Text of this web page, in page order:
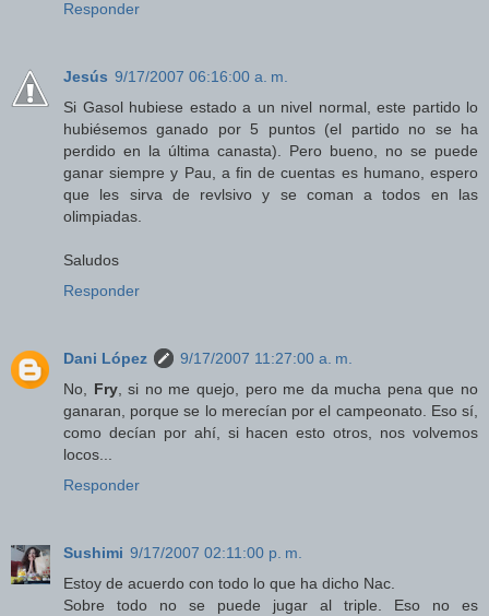
Responder
Jesús 9/17/2007 06:16:00 a. m.
Si Gasol hubiese estado a un nivel normal, este partido lo
hubiésemos ganado por 5 puntos (el partido no se ha
perdido en la última canasta). Pero bueno, no se puede
ganar siempre y Pau, a fin de cuentas es humano, espero
que les sirva de revlsivo y se coman a todos en las
olimpiadas.
Saludos
Responder
Dani López
9/17/2007 11:27:00 a. m.
No, Fry, si no me quejo, pero me da mucha pena que no
ganaran, porque se lo merecían por el campeonato. Eso sí,
como decían por ahí, si hacen esto otros, nos volvemos
locos...
Responder
Sushimi 9/17/2007 02:11:00 p. m.
Estoy de acuerdo con todo lo que ha dicho Nac.
Sobre todo no se puede jugar al triple. Eso no es